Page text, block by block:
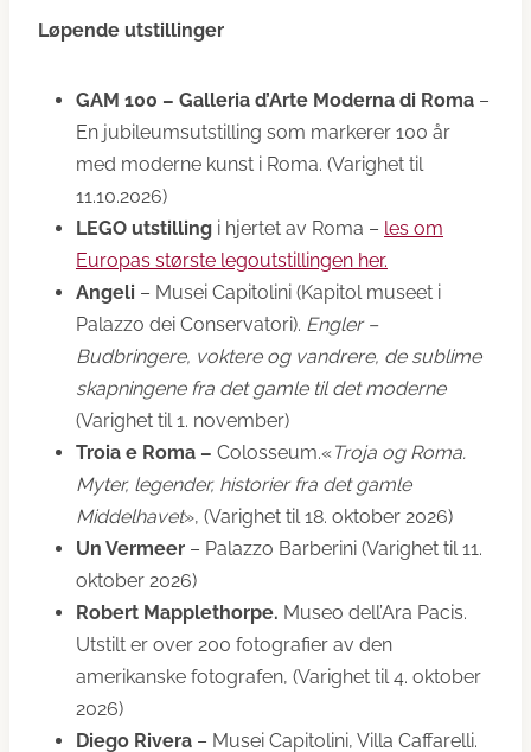
Løpende utstillinger
GAM 100 – Galleria d’Arte Moderna di Roma –
En jubileumsutstilling som markerer 100 år
med moderne kunst i Roma. (Varighet til
11.10.2026)
LEGO utstilling i hjertet av Roma – les om
Europas største legoutstillingen her.
Angeli – Musei Capitolini (Kapitol museet i
Palazzo dei Conservatori). Engler –
Budbringere, voktere og vandrere, de sublime
skapningene fra det gamle til det moderne
(Varighet til 1. november)
Troia e Roma – Colosseum.«Troja og Roma.
Myter, legender, historier fra det gamle
Middelhavet», (Varighet til 18. oktober 2026)
Un Vermeer – Palazzo Barberini (Varighet til 11.
oktober 2026)
Robert Mapplethorpe. Museo dell’Ara Pacis.
Utstilt er over 200 fotografier av den
amerikanske fotografen, (Varighet til 4. oktober
2026)
Diego Rivera – Musei Capitolini, Villa Caffarelli.